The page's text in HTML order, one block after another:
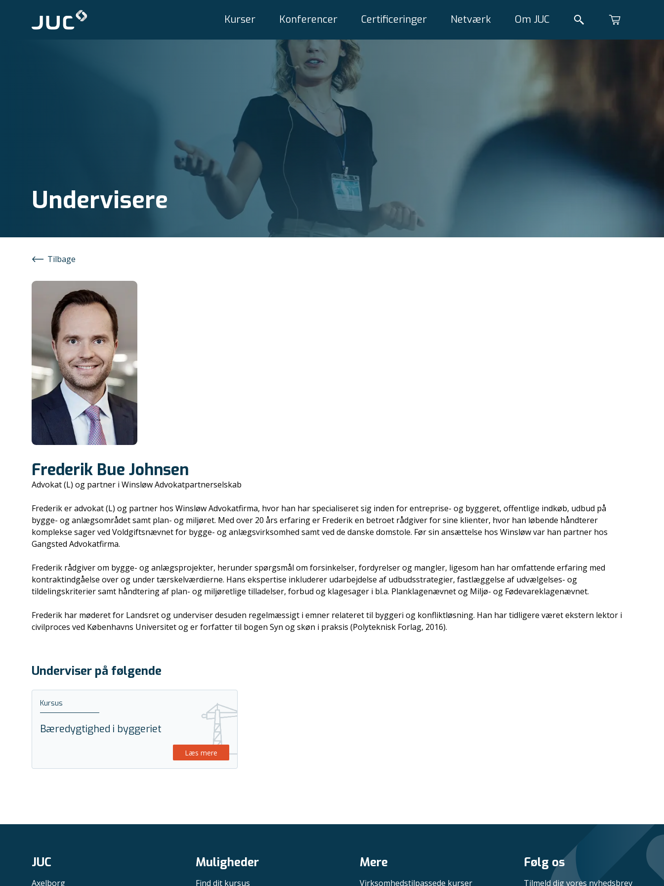
Kurser Konferencer Certificeringer Netværk Om JUC
Undervisere
Tilbage
Frederik Bue Johnsen
Advokat (L) og partner i Winsløw Advokatpartnerselskab
Frederik er advokat (L) og partner hos Winsløw Advokatfirma, hvor han har specialiseret sig inden for entreprise- og byggeret, offentlige indkøb, udbud på
bygge- og anlægsområdet samt plan- og miljøret. Med over 20 års erfaring er Frederik en betroet rådgiver for sine klienter, hvor han løbende håndterer
komplekse sager ved Voldgiftsnævnet for bygge- og anlægsvirksomhed samt ved de danske domstole. Før sin ansættelse hos Winsløw var han partner hos
Gangsted Advokatfirma.
Frederik rådgiver om bygge- og anlægsprojekter, herunder spørgsmål om forsinkelser, fordyrelser og mangler, ligesom han har omfattende erfaring med
kontraktindgåelse over og under tærskelværdierne. Hans ekspertise inkluderer udarbejdelse af udbudsstrategier, fastlæggelse af udvælgelses- og
tildelingskriterier samt håndtering af plan- og miljøretlige tilladelser, forbud og klagesager i bl.a. Planklagenævnet og Miljø- og Fødevareklagenævnet.
Frederik har møderet for Landsret og underviser desuden regelmæssigt i emner relateret til byggeri og konfliktløsning. Han har tidligere været ekstern lektor i
civilproces ved Københavns Universitet og er forfatter til bogen Syn og skøn i praksis (Polyteknisk Forlag, 2016).
Underviser på følgende
Kursus
Bæredygtighed i byggeriet
Læs mere
JUC
Axelborg
Muligheder
Find dit kursus
Mere
Virksomhedstilpassede kurser
Følg os
Tilmeld dig vores nyhedsbrev